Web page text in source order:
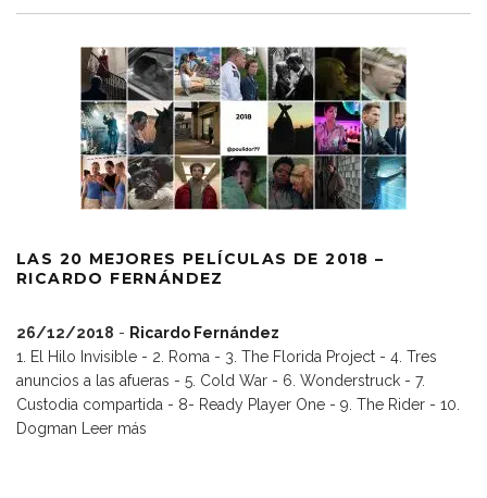
LAS 20 MEJORES PELÍCULAS DE 2018 –
RICARDO FERNÁNDEZ
26/12/2018 - Ricardo Fernández
1. El Hilo Invisible - 2. Roma - 3. The Florida Project - 4. Tres
anuncios a las afueras - 5. Cold War - 6. Wonderstruck - 7.
Custodia compartida - 8- Ready Player One - 9. The Rider - 10.
Dogman Leer más